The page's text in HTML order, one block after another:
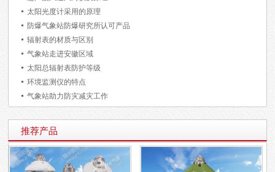
太阳光度计采用的原理
防爆气象站防爆研究所认可产品
辐射表的材质与区别
气象站走进安徽区域
太阳总辐射表防护等级
环境监测仪的特点
气象站助力防灾减灾工作
推荐产品